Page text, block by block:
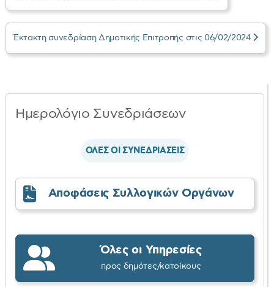
Έκτακτη συνεδρίαση Δημοτικής Επιτροπής στις 06/02/2024
Ημερολόγιο Συνεδριάσεων
ΟΛΕΣ ΟΙ ΣΥΝΕΔΡΙΑΣΕΙΣ
Αποφάσεις Συλλογικών Οργάνων
Όλες οι Υπηρεσίες
προς δημότες/κατοίκους